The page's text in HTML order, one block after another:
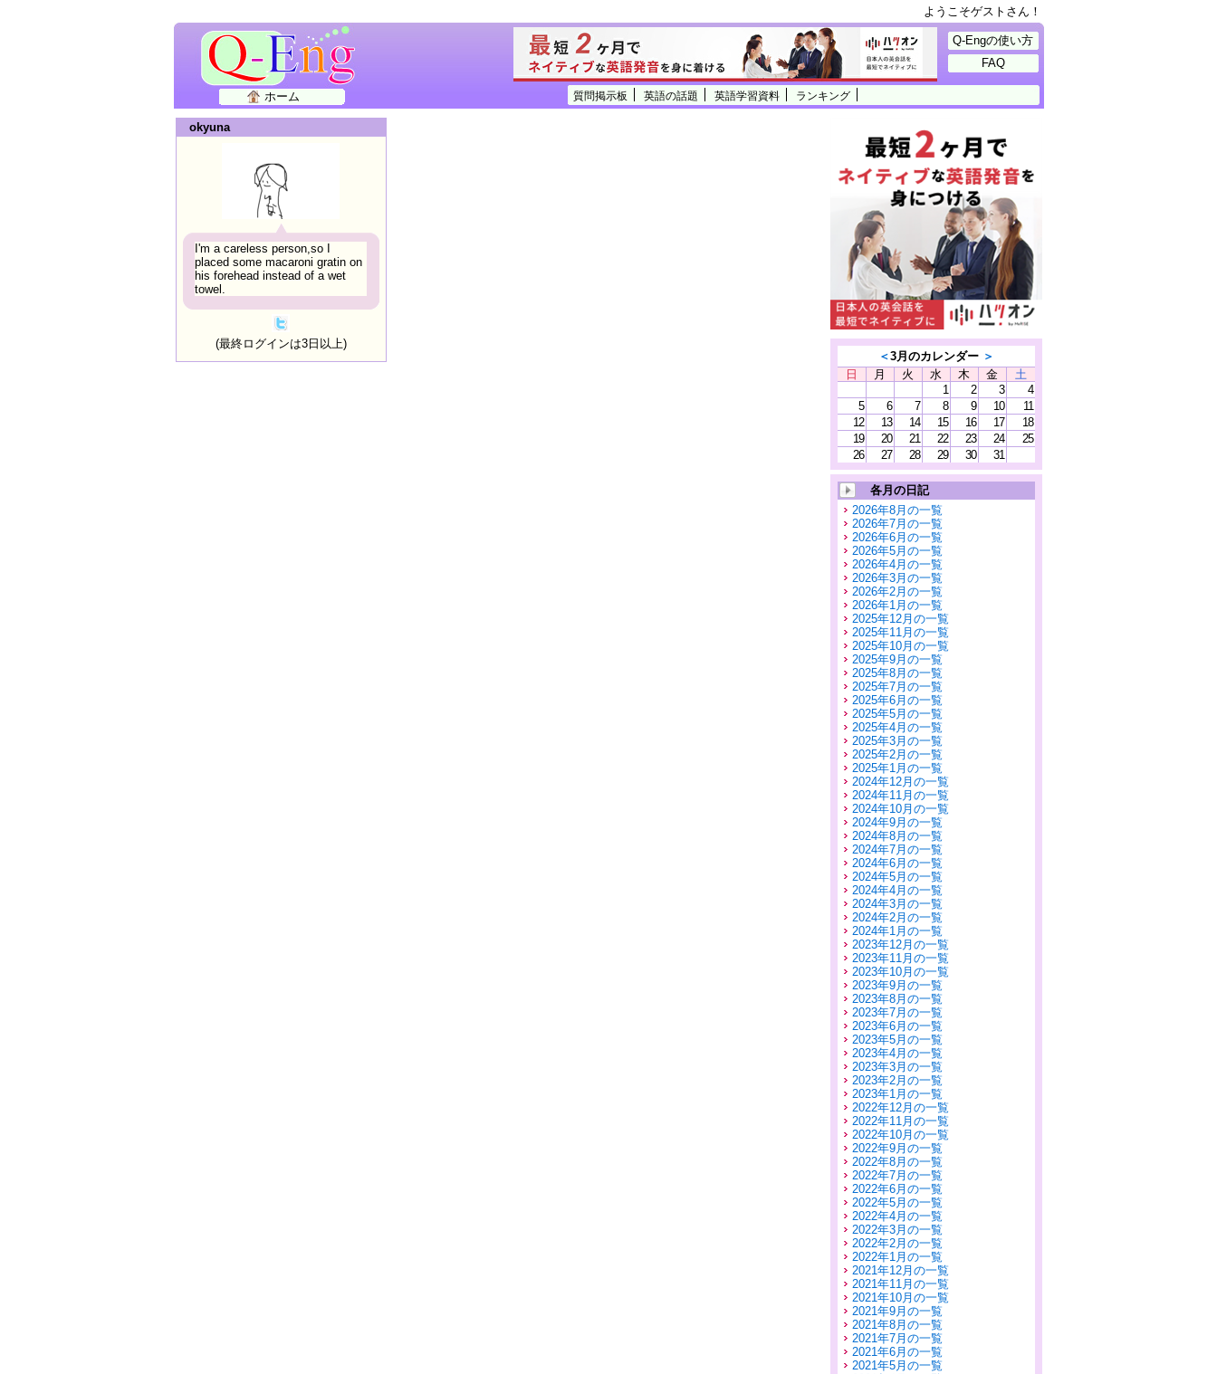
ようこそゲストさん！
質問掲示板 英語の話題 英語学習資料 ランキング
ホーム
Q-Engの使い方
FAQ
okyuna
I'm a careless person,so I
placed some macaroni gratin on
his forehead instead of a wet
towel.
(最終ログインは3日以上)
＜3月のカレンダー ＞
日
月 火 水 木 金
土
1
2 3
4
5
6 7 8 9 10
11
12
13 14 15 16 17
18
19
20 21 22 23 24
25
26
27 28 29 30 31
各月の日記
2026年8月の一覧
2026年7月の一覧
2026年6月の一覧
2026年5月の一覧
2026年4月の一覧
2026年3月の一覧
2026年2月の一覧
2026年1月の一覧
2025年12月の一覧
2025年11月の一覧
2025年10月の一覧
2025年9月の一覧
2025年8月の一覧
2025年7月の一覧
2025年6月の一覧
2025年5月の一覧
2025年4月の一覧
2025年3月の一覧
2025年2月の一覧
2025年1月の一覧
2024年12月の一覧
2024年11月の一覧
2024年10月の一覧
2024年9月の一覧
2024年8月の一覧
2024年7月の一覧
2024年6月の一覧
2024年5月の一覧
2024年4月の一覧
2024年3月の一覧
2024年2月の一覧
2024年1月の一覧
2023年12月の一覧
2023年11月の一覧
2023年10月の一覧
2023年9月の一覧
2023年8月の一覧
2023年7月の一覧
2023年6月の一覧
2023年5月の一覧
2023年4月の一覧
2023年3月の一覧
2023年2月の一覧
2023年1月の一覧
2022年12月の一覧
2022年11月の一覧
2022年10月の一覧
2022年9月の一覧
2022年8月の一覧
2022年7月の一覧
2022年6月の一覧
2022年5月の一覧
2022年4月の一覧
2022年3月の一覧
2022年2月の一覧
2022年1月の一覧
2021年12月の一覧
2021年11月の一覧
2021年10月の一覧
2021年9月の一覧
2021年8月の一覧
2021年7月の一覧
2021年6月の一覧
2021年5月の一覧